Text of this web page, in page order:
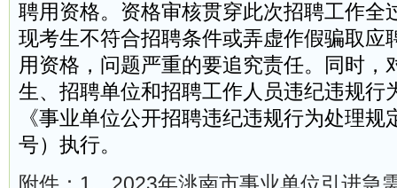
聘用资格。资格审核贯穿此次招聘工作全
现考生不符合招聘条件或弄虚作假骗取应
用资格，问题严重的要追究责任。同时，
生、招聘单位和招聘工作人员违纪违规行
《事业单位公开招聘违纪违规行为处理
号）执行。